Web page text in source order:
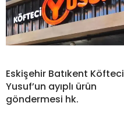
Eskişehir Batıkent Köfteci
Yusuf’un ayıplı ürün
göndermesi hk.